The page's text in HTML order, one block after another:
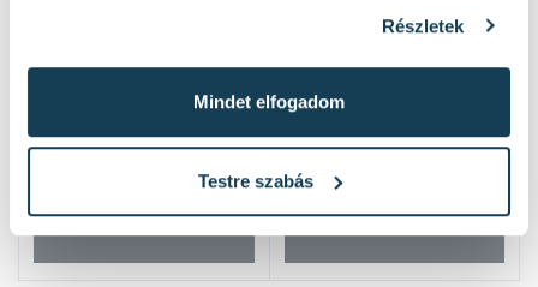
Részletek
Mindet elfogadom
Testre szabás